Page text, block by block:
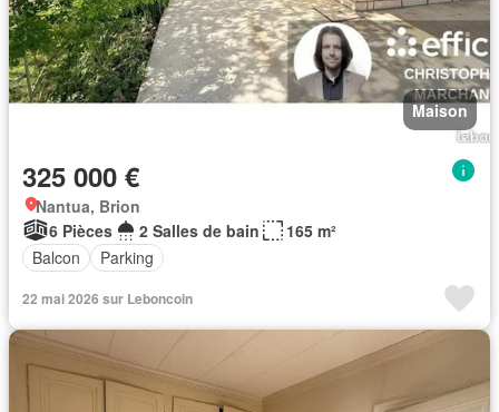
Maison
325 000 €
Nantua, Brion
6 Pièces
2 Salles de bain
165 m²
Balcon
Parking
22 mai 2026 sur Leboncoin